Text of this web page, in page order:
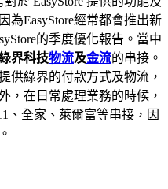
為EasyStore經常都會推出新
的季度優化報告。當中
界科技物流及金流的串接。
供綠界的付款方式及物流，
，在日常處理業務的時候，
、全家、萊爾富等串接，因